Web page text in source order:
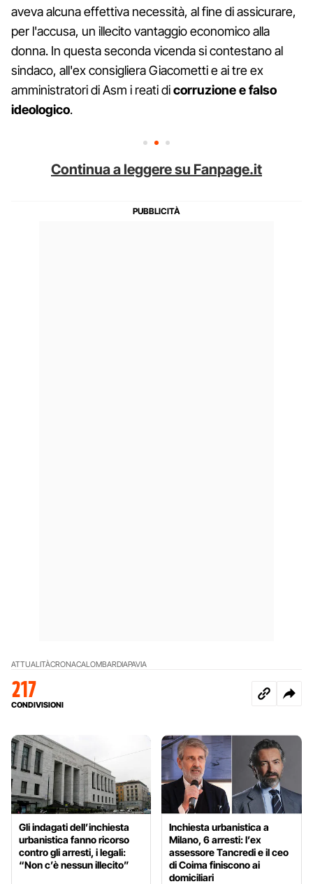
aveva alcuna effettiva necessità, al fine di assicurare,
per l'accusa, un illecito vantaggio economico alla
donna. In questa seconda vicenda si contestano al
sindaco, all'ex consigliera Giacometti e ai tre ex
amministratori di Asm i reati dicorruzione e falso
ideologico.
Continua a leggere su Fanpage.it
ATTUALITÀCRONACALOMBARDIAPAVIA
217
CONDIVISIONI
Gli indagati dell’inchiesta
urbanistica fanno ricorso
contro gli arresti, i legali:
“Non c’è nessun illecito”
Inchiesta urbanistica a
Milano, 6 arresti: l’ex
assessore Tancredi e il ceo
di Coima finiscono ai
domiciliari